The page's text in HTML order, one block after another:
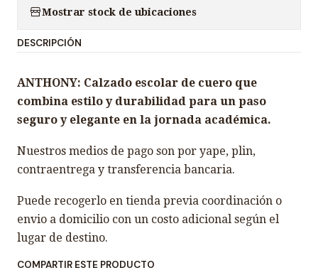
i
a
d
Mostrar stock de ubicaciones
DESCRIPCIÓN
ANTHONY: Calzado escolar de cuero que
combina estilo y durabilidad para un paso
seguro y elegante en la jornada académica.
Nuestros medios de pago son por yape, plin,
contraentrega y transferencia bancaria.
Puede recogerlo en tienda previa coordinación o
envio a domicilio con un costo adicional según el
lugar de destino.
COMPARTIR ESTE PRODUCTO